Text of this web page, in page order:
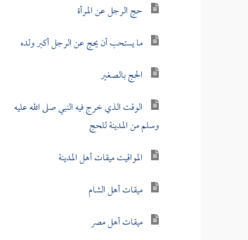
حج الرجل عن المرأة
ما يستحب أن يحج عن الرجل أكبر ولده
الحج بالصغير
الوقت الذي خرج فيه النبي صلى الله عليه
وسلم من المدينة للحج
المواقيت ميقات أهل المدينة
ميقات أهل الشام
ميقات أهل مصر